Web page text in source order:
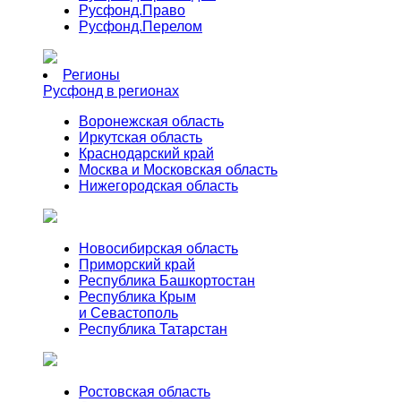
Русфонд.Право
Русфонд.Перелом
Регионы
Русфонд в регионах
Воронежская область
Иркутская область
Краснодарский край
Москва и Московская область
Нижегородская область
Новосибирская область
Приморский край
Республика Башкортостан
Республика Крым
и Севастополь
Республика Татарстан
Ростовская область